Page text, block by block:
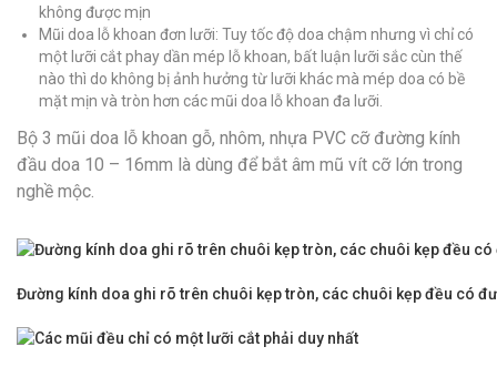
không được mịn
Mũi doa lỗ khoan đơn lưỡi: Tuy tốc độ doa chậm nhưng vì chỉ có
một lưỡi cắt phay dần mép lỗ khoan, bất luận lưỡi sắc cùn thế
nào thì do không bị ảnh hưởng từ lưỡi khác mà mép doa có bề
mặt mịn và tròn hơn các mũi doa lỗ khoan đa lưỡi.
Bộ 3 mũi doa lỗ khoan gỗ, nhôm, nhựa PVC cỡ đường kính
đầu doa 10 – 16mm là dùng để bắt âm mũ vít cỡ lớn trong
nghề mộc.
Đường kính doa ghi rõ trên chuôi kẹp tròn, các chuôi kẹp đều có